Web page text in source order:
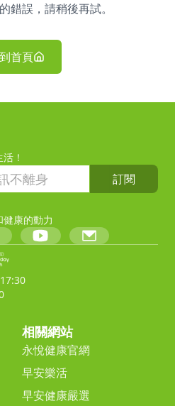
錯誤，請稍後再試。
首頁
！
訂閱
康的動力
相關網站
永悅健康官網
早安樂活
早安健康嚴選